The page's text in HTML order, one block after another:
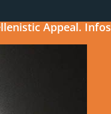
Appeal. Infos